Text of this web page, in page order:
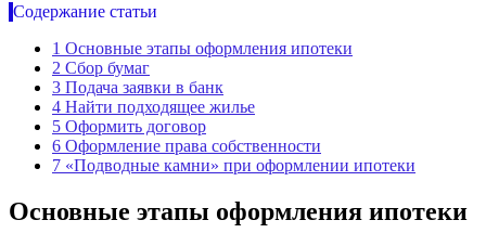
Содержание статьи
1 Основные этапы оформления ипотеки
2 Сбор бумаг
3 Подача заявки в банк
4 Найти подходящее жилье
5 Оформить договор
6 Оформление права собственности
7 «Подводные камни» при оформлении ипотеки
Основные этапы оформления ипотеки